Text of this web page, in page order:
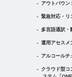
アウトバウン
緊急対応・リ
多言語通訳・
運用アセスメ
アルコールチ
クラウド型コ